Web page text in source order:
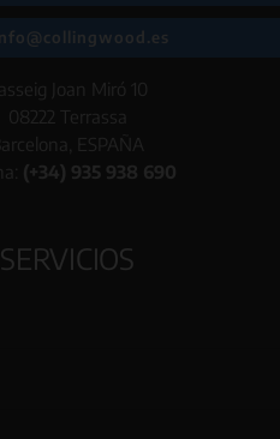
Joan Miró 10
08222 Terrassa
ESPAÑA
(+34) 935 938 690
SERVICIOS